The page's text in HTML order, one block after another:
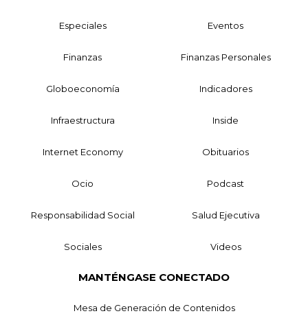
Especiales Eventos
Finanzas Finanzas Personales
Globoeconomía Indicadores
Infraestructura Inside
Internet Economy Obituarios
Ocio Podcast
Responsabilidad Social Salud Ejecutiva
Sociales Videos
MANTÉNGASE CONECTADO
Mesa de Generación de Contenidos